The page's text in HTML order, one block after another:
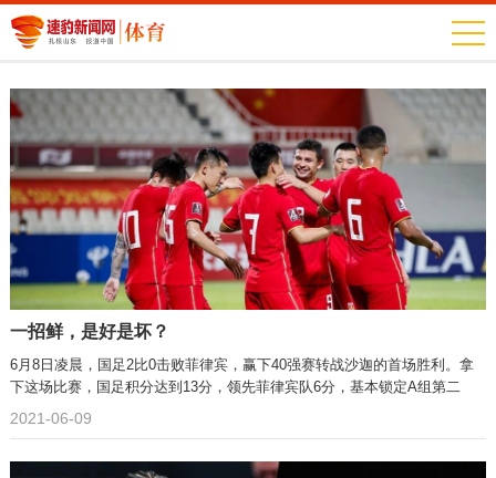
一招鲜，是好是坏？
6月8日凌晨，国足2比0击败菲律宾，赢下40强赛转战沙迦的首场胜利。拿
下这场比赛，国足积分达到13分，领先菲律宾队6分，基本锁定A组第二
名。但根据出线规则，国足还没到放松的时候，后面剩余的两场比赛，争胜
2021-06-09